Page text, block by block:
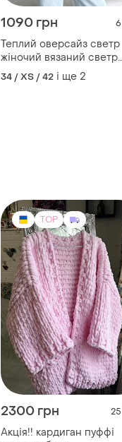
2300 грн 25
Акція!! кардиган пуффі
ручна робота
EU 42 і ще 3
TOP